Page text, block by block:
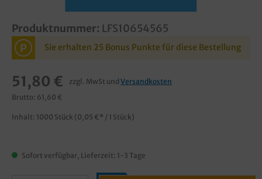
Produktnummer: LFS10654565
P Sie erhalten 25 Bonus Punkte für diese Bestellung
51,80 € zzgl. MwSt und Versandkosten
Brutto: 61,60 €
Inhalt: 1000 Stück (0,05 €* / 1 Stück)
Sofort verfügbar, Lieferzeit: 1-3 Tage